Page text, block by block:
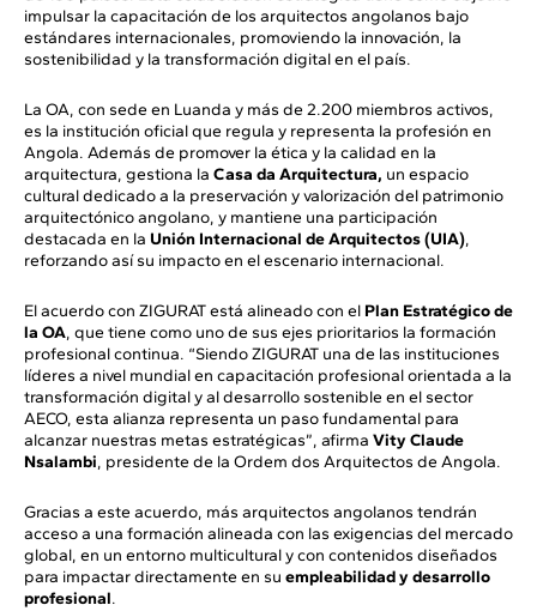
impulsar la capacitación de los arquitectos angolanos bajo
estándares internacionales, promoviendo la innovación, la
sostenibilidad y la transformación digital en el país.
La OA, con sede en Luanda y más de 2.200 miembros activos,
es la institución oficial que regula y representa la profesión en
Angola. Además de promover la ética y la calidad en la
arquitectura, gestiona la Casa da Arquitectura, un espacio
cultural dedicado a la preservación y valorización del patrimonio
arquitectónico angolano, y mantiene una participación
destacada en la Unión Internacional de Arquitectos (UIA),
reforzando así su impacto en el escenario internacional.
El acuerdo con ZIGURAT está alineado con el Plan Estratégico de
la OA, que tiene como uno de sus ejes prioritarios la formación
profesional continua. “Siendo ZIGURAT una de las instituciones
líderes a nivel mundial en capacitación profesional orientada a la
transformación digital y al desarrollo sostenible en el sector
AECO, esta alianza representa un paso fundamental para
alcanzar nuestras metas estratégicas”, afirma Vity Claude
Nsalambi, presidente de la Ordem dos Arquitectos de Angola.
Gracias a este acuerdo, más arquitectos angolanos tendrán
acceso a una formación alineada con las exigencias del mercado
global, en un entorno multicultural y con contenidos diseñados
para impactar directamente en su empleabilidad y desarrollo
profesional.